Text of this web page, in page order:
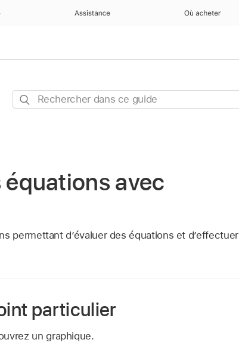
Assistance Où acheter
Rechercher
avec
permettant d’évaluer des équations et d’effectuer
particulier
un graphique.